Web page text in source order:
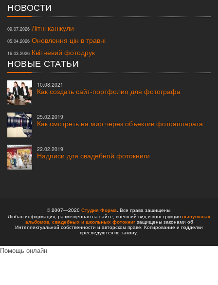
НОВОСТИ
09.07.2026 Літні канікули
05.04.2026 Оновлення цін в травні
16.03.2026 Квітневий фотодрук
НОВЫЕ СТАТЬИ
10.08.2021
Как создать сайт-портфолио для фотографа
25.02.2019
Как смотреть на мир через объектив фотоаппарата
22.02.2019
Надписи для свадебной фотокниги
© 2007—2020 Студия Форма. Все права защищены.
Любая информация, размещенная на сайте, внешний вид и конструкция выпускных
альбомов, свадебных и школьных фотокнигзащищены законами об
Интеллектуальной собственности и авторском праве. Копирование и подделки
преследуются по закону.
Помощь онлайн